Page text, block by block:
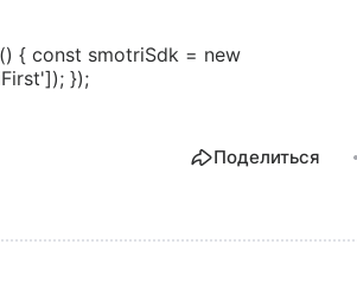
{ const smotriSdk = new
});
Поделиться